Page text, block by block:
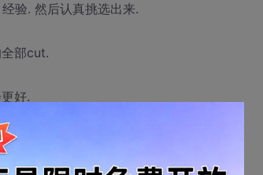
验. 然后认真挑选出来.
部cut.
好.
毕业设计.